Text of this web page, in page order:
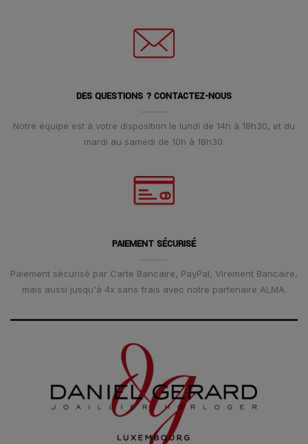
DES QUESTIONS ? CONTACTEZ-NOUS
Notre équipe est à votre disposition le lundi de 14h à 18h30, et du
mardi au samedi de 10h à 18h30.
PAIEMENT SÉCURISÉ
Paiement sécurisé par Carte Bancaire, PayPal, Virement Bancaire,
mais aussi jusqu'à 4x sans frais avec notre partenaire ALMA.